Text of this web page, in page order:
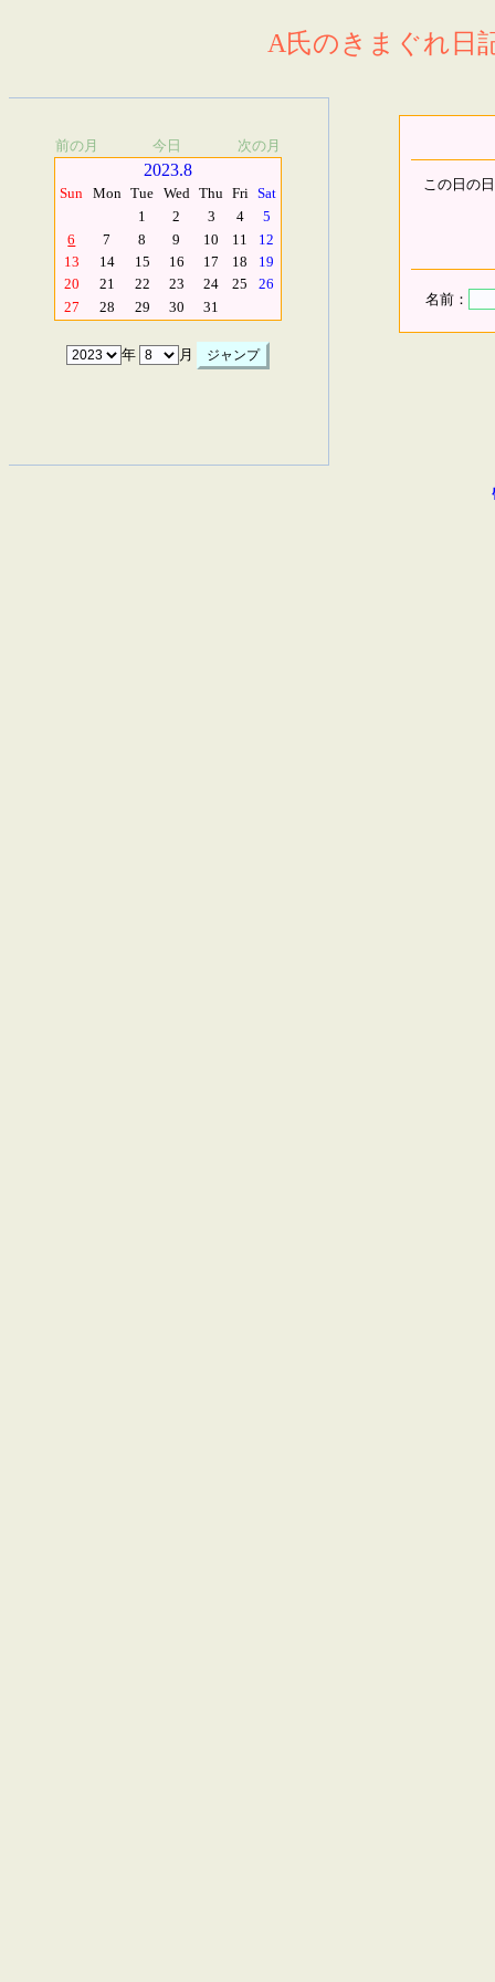
A氏のきまぐれ日
前の月 今日 次の月
2023.8
Sun Mon Tue Wed Thu Fri Sat
1
2 3 4
5
6
7 8 9 10 11
12
13
14 15 16 17 18
19
20
21 22 23 24 25
26
27
28 29 30 31
年 月
この日の
名前：